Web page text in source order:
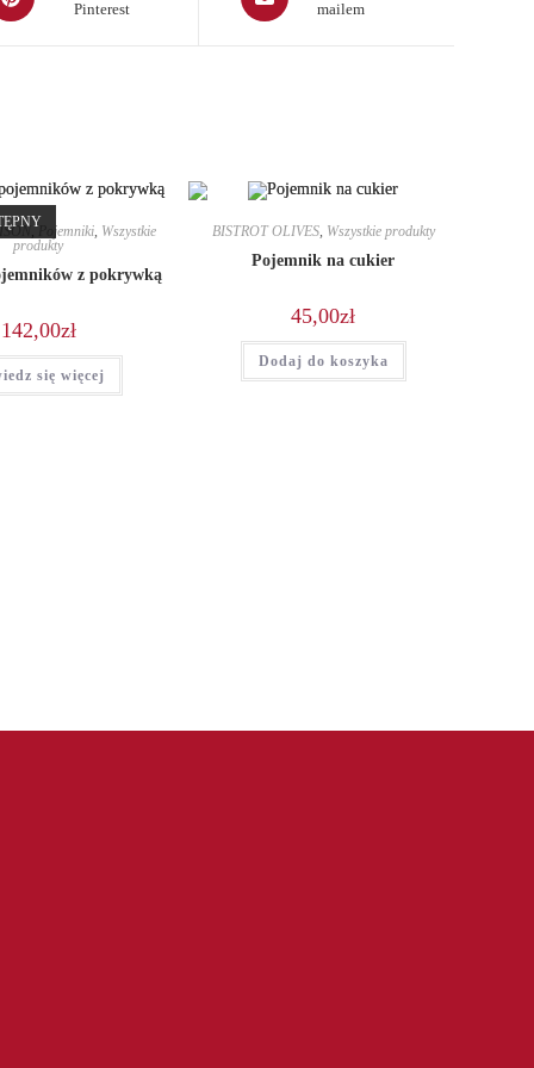
Pinterest
in
mailem
, Pojemniki, Wszystkie
produkty
z pokrywką
142,00zł
się więcej
BISTROT OLIVES, Wszystkie produkty
Pojemnik na cukier
45,00zł
Dodaj do koszyka